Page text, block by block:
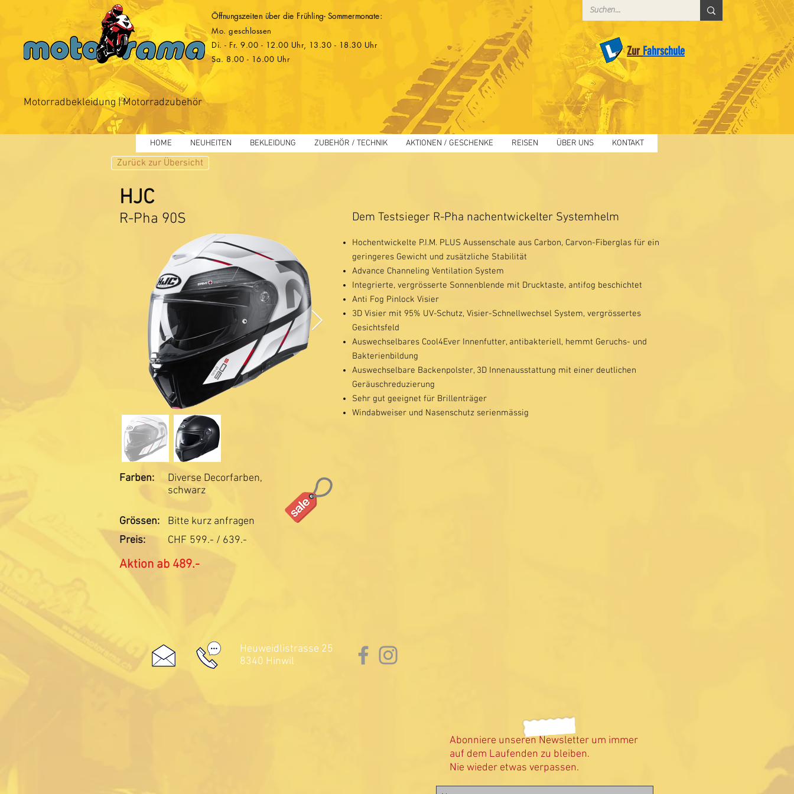
Öffnungszeiten über die Frühling- Sommermonate:
Mo. geschlossen
Di. - Fr. 9.00 - 12.00 Uhr, 13.30 - 18.30 Uhr
Sa. 8.00 - 16.00 Uhr
Motorradbekleidung | Motorradzubehör
Zur Fahrschule
HOME NEUHEITEN BEKLEIDUNG ZUBEHÖR / TECHNIK AKTIONEN / GESCHENKE REISEN ÜBER UNS KONTAKT
Zurück zur Übersicht
HJC
R-Pha 90S
Farben:
Diverse Decorfarben,
schwarz
Grössen:
Bitte kurz anfragen
Preis:
CHF 599.- / 639.-
Dem Testsieger R-Pha nachentwickelter Systemhelm
Hochentwickelte P.I.M. PLUS Aussenschale aus Carbon, Carvon-Fiberglas für ein
geringeres Gewicht und zusätzliche Stabilität
Advance Channeling Ventilation System
Integrierte, vergrösserte Sonnenblende mit Drucktaste, antifog beschichtet
Anti Fog Pinlock Visier
3D Visier mit 95% UV-Schutz, Visier-Schnellwechsel System, vergrössertes
Gesichtsfeld
Auswechselbares Cool4Ever Innenfutter, antibakteriell, hemmt Geruchs- und
Bakterienbildung
Auswechselbare Backenpolster, 3D Innenausstattung mit einer deutlichen
Geräuschreduzierung
Sehr gut geeignet für Brillenträger
Windabweiser und Nasenschutz serienmässig
Aktion ab 489.-
Heuweidlistrasse 25
8340 Hinwil
Abonniere unseren Newsletter um immer
auf dem Laufenden zu bleiben.
Nie wieder etwas verpassen.